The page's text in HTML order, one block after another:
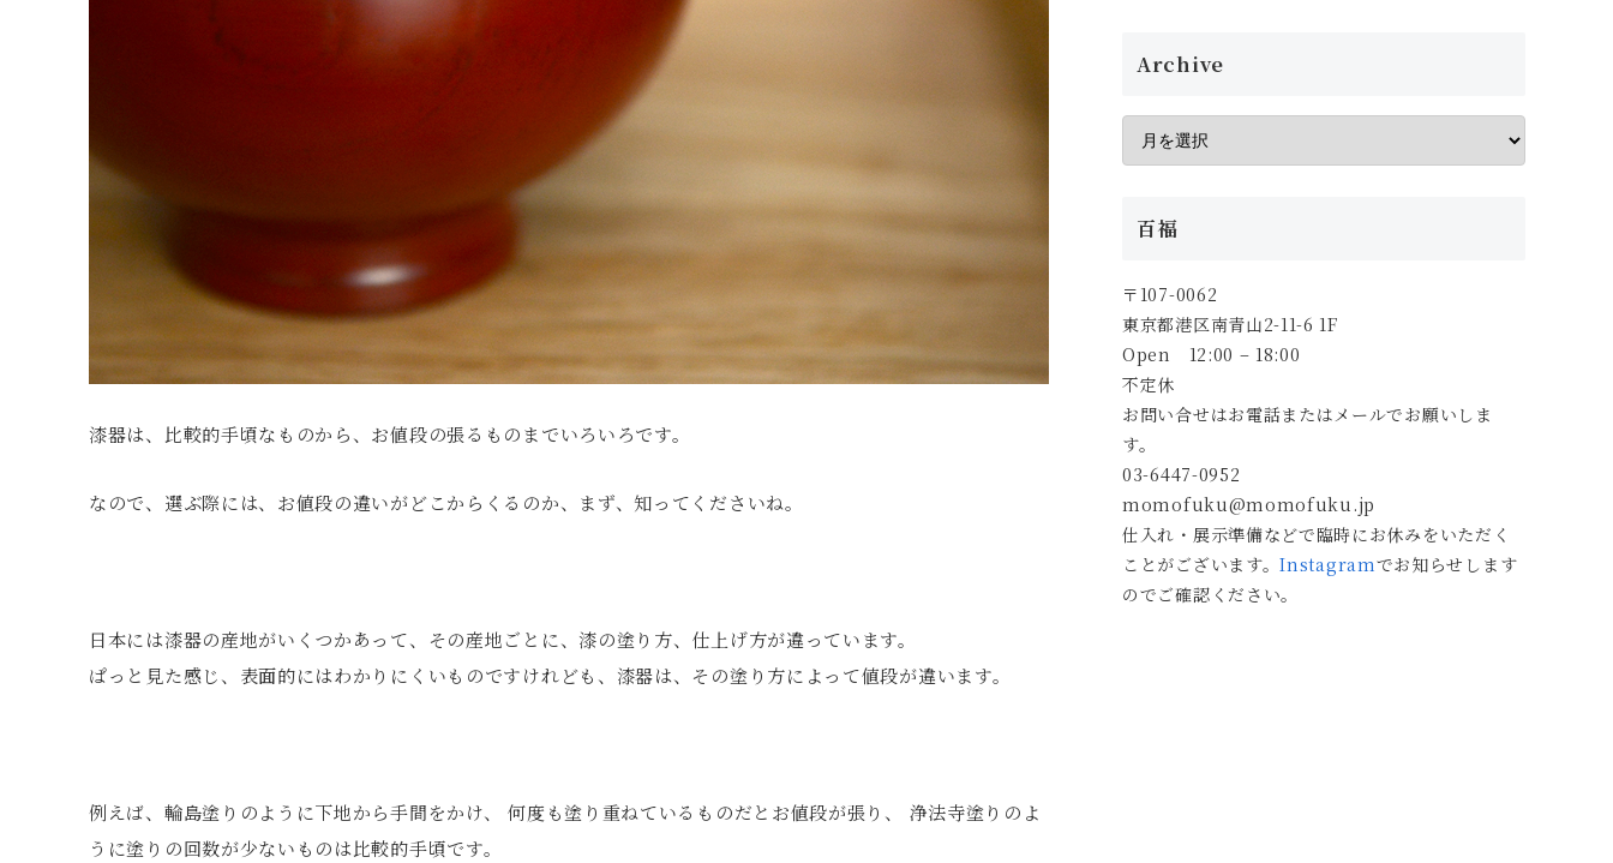
漆器は、比較的手頃なものから、お値段の張るものまでいろいろです。
なので、選ぶ際には、お値段の違いがどこからくるのか、まず、知ってくださいね。
日本には漆器の産地がいくつかあって、その産地ごとに、漆の塗り方、仕上げ方が違っています。
ぱっと見た感じ、表面的にはわかりにくいものですけれども、漆器は、その塗り方によって値段が違います。
例えば、輪島塗りのように下地から手間をかけ、 何度も塗り重ねているものだとお値段が張り、 浄法寺塗りのよ
うに塗りの回数が少ないものは比較的手頃です。
Archive
百福
〒107-0062
東京都港区南青山2-11-6 1F
Open 12:00 – 18:00
不定休
お問い合せはお電話またはメールでお願いしま
す。
03-6447-0952
momofuku@momofuku.jp
仕入れ・展示準備などで臨時にお休みをいただく
ことがございます。Instagramでお知らせします
のでご確認ください。